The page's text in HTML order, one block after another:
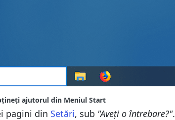
ajutorul din Meniul Start
pagini din Setări, sub "Aveți o întrebare?".